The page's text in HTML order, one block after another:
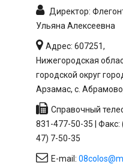
Директор:
Ульяна Алексеевна
Адрес: 607251,
Нижегородская
городской округ
Арзамас, с.
Справочный
831-477-50-35 | Факс:
47) 7-50-35
E-mail: